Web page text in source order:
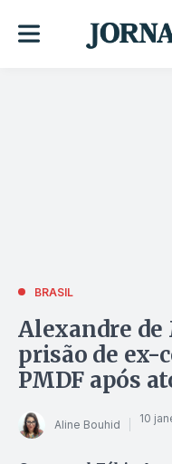
BRASIL
Alexandre
prisão de ex-
PMDF após
Aline Bouhid 10